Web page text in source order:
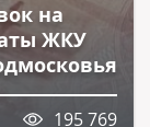
на
ЖКУ
195 769